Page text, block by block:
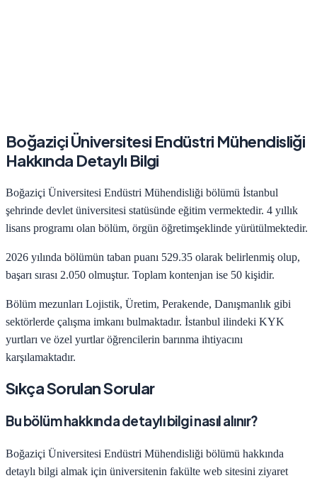
Boğaziçi Üniversitesi Endüstri Mühendisliği
Hakkında Detaylı Bilgi
Boğaziçi Üniversitesi Endüstri Mühendisliği bölümü İstanbul
şehrinde devlet üniversitesi statüsünde eğitim vermektedir. 4 yıllık
lisans programı olan bölüm, örgün öğretimşeklinde yürütülmektedir.
2026 yılında bölümün taban puanı 529.35 olarak belirlenmiş olup,
başarı sırası 2.050 olmuştur. Toplam kontenjan ise 50 kişidir.
Bölüm mezunları Lojistik, Üretim, Perakende, Danışmanlık gibi
sektörlerde çalışma imkanı bulmaktadır. İstanbul ilindeki KYK
yurtları ve özel yurtlar öğrencilerin barınma ihtiyacını
karşılamaktadır.
Sıkça Sorulan Sorular
Bu bölüm hakkında detaylı bilgi nasıl alınır?
Boğaziçi Üniversitesi Endüstri Mühendisliği bölümü hakkında
detaylı bilgi almak için üniversitenin fakülte web sitesini ziyaret